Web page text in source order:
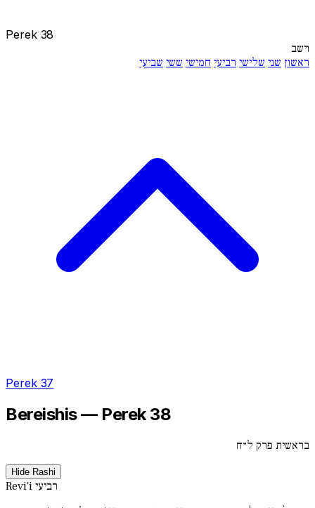
Perek 38
וישב
ראשון שני שלישי רביעי חמישי ששי שביעי
Perek 37
Bereishis — Perek 38
בראשית פרק ל״ח
Hide Rashi
Revi'i רביעי